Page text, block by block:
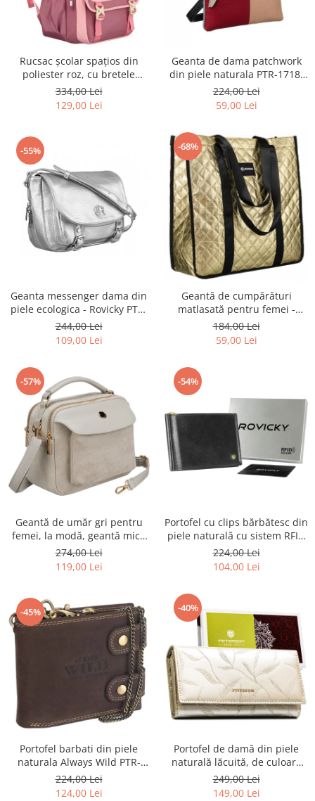
Rucsac școlar spațios din
poliester roz, cu bretele
reglabile - Peterson PTR-PTN
8610-1327 PINK
334,00 Lei
129,00 Lei
Geanta de dama patchwork
din piele naturala PTR-1718-
SKL-6922 MULTI
224,00 Lei
59,00 Lei
-55%
Geanta messenger dama din
piele ecologica - Rovicky PTR-
R-TOR-ALE-2-3776 SIL
244,00 Lei
109,00 Lei
-68%
Geantă de cumpărături
matlasată pentru femei -
Rovicky PTR-RSPV-001P-5277
GOLD
184,00 Lei
59,00 Lei
-57%
Geantă de umăr gri pentru
femei, la modă, geantă mică
urbană cu fermoar, piele
ecologică - Peterson PTR-PTN
274,00 Lei
119,00 Lei
-54%
Portofel cu clips bărbătesc din
piele naturală cu sistem RFID
- Rovicky PTR-N1908-RVT-9799
BLACK
224,00 Lei
104,00 Lei
-45%
Portofel barbati din piele
naturala Always Wild PTR-
2900-BIC
224,00 Lei
124,00 Lei
-40%
Portofel de damă din piele
naturală lăcuită, de culoare
bej, cu închidere cu capsă -
Peterson
249,00 Lei
149,00 Lei